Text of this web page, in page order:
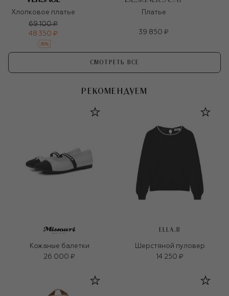
Хлопковое платье
69 100 ₽
48 350 ₽
-30%
Платье
39 850 ₽
СМОТРЕТЬ ВСЕ
РЕКОМЕНДУЕМ
Кожаные балетки
26 000 ₽
ELLA.B
Шерстяной пуловер
14 250 ₽